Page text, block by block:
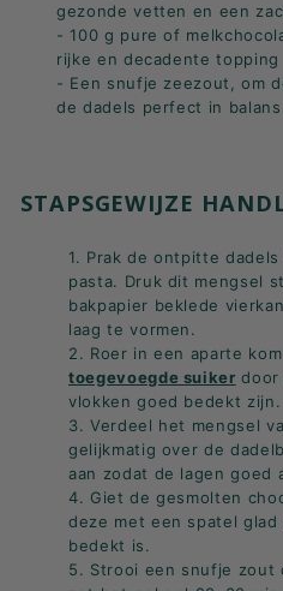
gezonde vetten en een
- 100 g pure of
rijke en decadente topping
- Een snufje zeezout, om
de dadels perfect in
STAPSGEWIJZE
1. Prak de ontpitte
pasta. Druk dit mengsel
bakpapier beklede
laag te vormen.
2. Roer in een aparte
toegevoegde suiker door
vlokken goed bedekt zijn.
3. Verdeel het mengsel
gelijkmatig over de
aan zodat de lagen goed
4. Giet de gesmolten
deze met een spatel
bedekt is.
5. Strooi een snufje zout